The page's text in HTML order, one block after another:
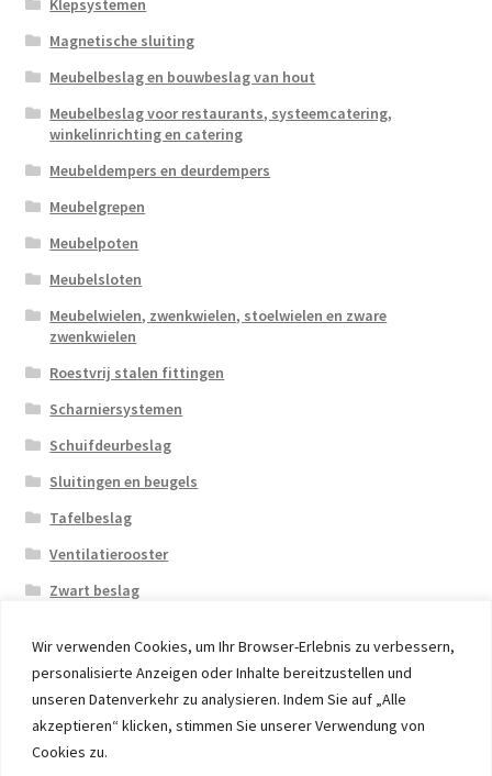
Wir verwenden Cookies, um Ihr Browser-Erlebnis zu verbessern,
personalisierte Anzeigen oder Inhalte bereitzustellen und
unseren Datenverkehr zu analysieren. Indem Sie auf „Alle
akzeptieren“ klicken, stimmen Sie unserer Verwendung von
Cookies zu.
Klepsystemen
Magnetische sluiting
Meubelbeslag en bouwbeslag van hout
Meubelbeslag voor restaurants, systeemcatering,
winkelinrichting en catering
Meubeldempers en deurdempers
Meubelgrepen
Meubelpoten
Meubelsloten
Meubelwielen, zwenkwielen, stoelwielen en zware
zwenkwielen
Roestvrij stalen fittingen
Scharniersystemen
Schuifdeurbeslag
Sluitingen en beugels
Tafelbeslag
Ventilatierooster
Zwart beslag
© 2026 Eruon Trade UG, Germany, member of the ERUON